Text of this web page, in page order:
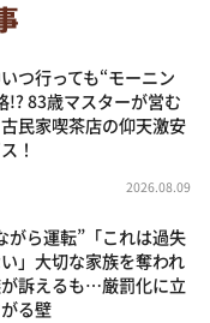
つ行っても“モーニン
!? 83歳マスターが営む
民家喫茶店の仰天激安
！
2026.08.09
がら運転”「これは過失
」大切な家族を奪われ
訴えるも…厳罰化に立
る壁